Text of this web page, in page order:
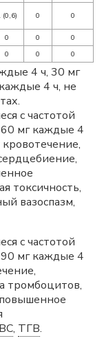
(0,6) 0 0
0 0
0
0 0 0
4 ч, 30 мг
4 ч, не
с частотой
60 мг каждые 4
токсичность,
вазоспазм,
с частотой
90 мг каждые 4
тромбоцитов,
, ТГВ.